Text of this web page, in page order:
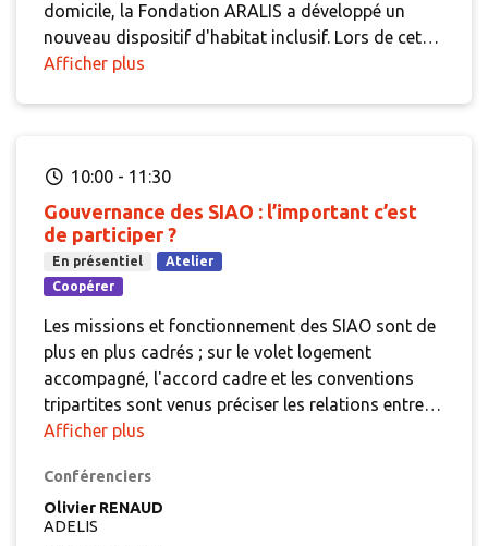
domicile, la Fondation ARALIS a développé un
nouveau dispositif d'habitat inclusif. Lors de cette
visite seront partagés la genèse du projet et son
Afficher plus
10:00 - 11:30
Gouvernance des SIAO : l’important c’est
de participer ?
En présentiel
Atelier
Coopérer
Les missions et fonctionnement des SIAO sont de
plus en plus cadrés ; sur le volet logement
accompagné, l'accord cadre et les conventions
tripartites sont venus préciser les relations entre
les gestionnaires et ladite "clef de voute du Service
l'heure actuelle, les modalités de fonctionnement,
en particulier sur les questions de gouvernance
varient fortement d'un territoire à l'autre. Entre
Afficher plus
Conférenciers
Olivier RENAUD
ADELIS